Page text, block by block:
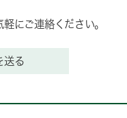
にご連絡ください。
送る